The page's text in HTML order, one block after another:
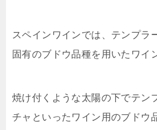
スペインワインでは、テンプラ
固有のブドウ品種を用いたワイ
焼け付くような太陽の下でテン
チャといったワイン用のブドウ